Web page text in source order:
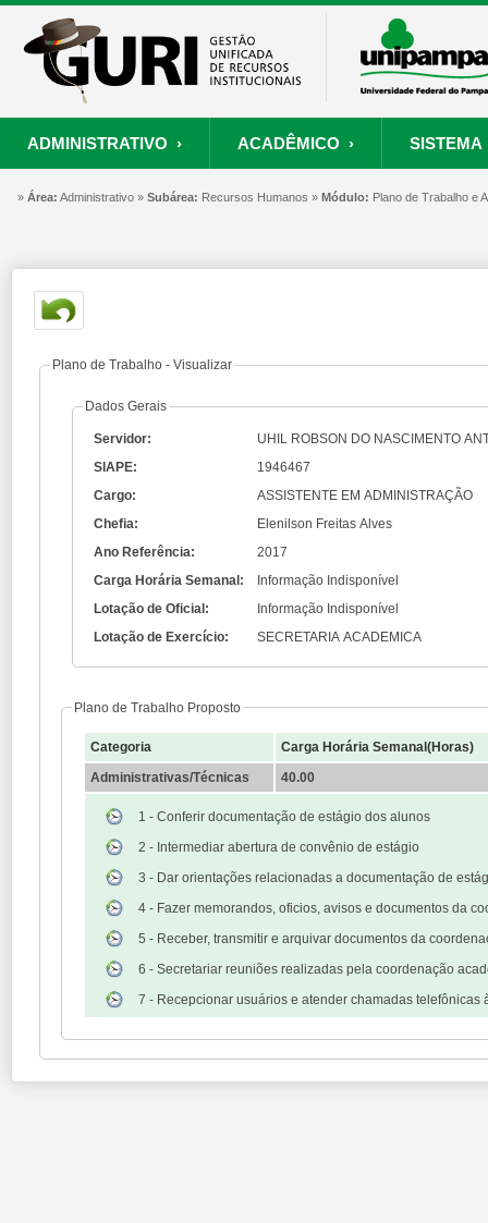
ADMINISTRATIVO ›
ORÇAMENTO E FINANÇAS RECURSOS HUMANOS PROCESSOS
Convênios
Consultar Convênios
ACADÊMICO ›
PROCESSO SELETIVO PROJETOS
Processo Seletivo
Nova Inscrição
Portal do Candidato
Autenticar Documento
SISTEMA
SISTEMA
Painel de Suporte
Resgatar Senha
» Área: Administrativo » Subárea: Recursos Humanos » Módulo: Plano de Trabalho e
Plano de Trabalho - Visualizar
Dados Gerais
Servidor:
UHIL ROBSON DO NASCIMENTO
SIAPE:
1946467
Cargo:
ASSISTENTE EM ADMINISTRAÇÃO
Chefia:
Elenilson Freitas Alves
Ano Referência:
2017
Carga Horária Semanal:
Informação Indisponível
Lotação de Oficial:
Informação Indisponível
Lotação de Exercício:
SECRETARIA ACADEMICA
Plano de Trabalho Proposto
Categoria
Carga Horária Semanal(Horas)
Administrativas/Técnicas
40.00
1 - Conferir documentação de estágio dos alunos
2 - Intermediar abertura de convênio de estágio
3 - Dar orientações relacionadas a documentação de
4 - Fazer memorandos, oficios, avisos e documentos da
5 - Receber, transmitir e arquivar documentos da
6 - Secretariar reuniões realizadas pela coordenação
7 - Recepcionar usuários e atender chamadas